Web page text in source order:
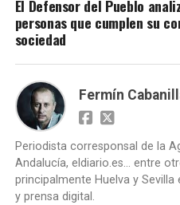
El Defensor del Pueblo
personas que cumplen su
sociedad
Fermín
Periodista corresponsal de la
Andalucía, eldiario.es... entre
principalmente Huelva y
y prensa digital.